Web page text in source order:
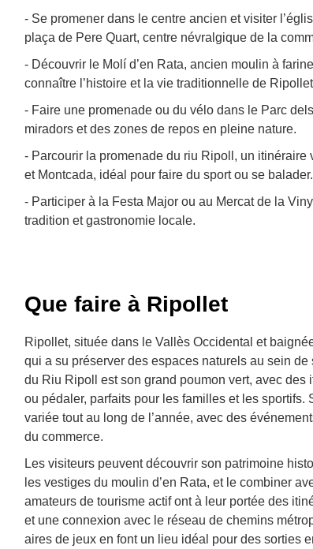
- Se promener dans le centre ancien et visiter
plaça de Pere Quart, centre névralgique de la
- Découvrir le Molí d’en Rata, ancien moulin à
connaître l’histoire et la vie traditionnelle de
- Faire une promenade ou du vélo dans le Parc
miradors et des zones de repos en pleine nature.
- Parcourir la promenade du riu Ripoll, un
et Montcada, idéal pour faire du sport ou se balader.
- Participer à la Festa Major ou au Mercat de la
tradition et gastronomie locale.
Que faire à Ripollet
Ripollet, située dans le Vallès Occidental et
qui a su préserver des espaces naturels au sein
du Riu Ripoll est son grand poumon vert, avec des
ou pédaler, parfaits pour les familles et les sportifs.
variée tout au long de l’année, avec des
du commerce.
Les visiteurs peuvent découvrir son patrimoine
les vestiges du moulin d’en Rata, et le combiner
amateurs de tourisme actif ont à leur portée des
et une connexion avec le réseau de chemins
aires de jeux en font un lieu idéal pour des sorties